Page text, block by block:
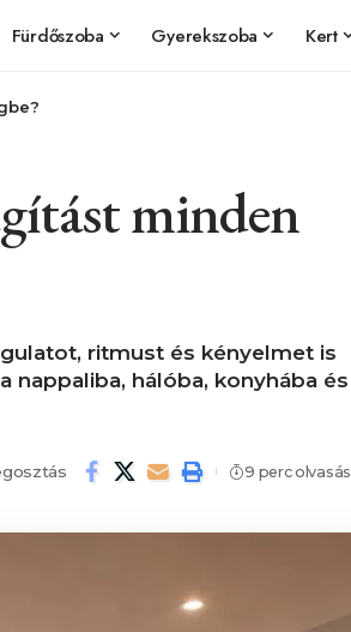
Fürdőszoba Gyerekszoba Kert
minden
ritmust és kényelmet is
nappaliba, hálóba, konyhába és
9 perc olvasás